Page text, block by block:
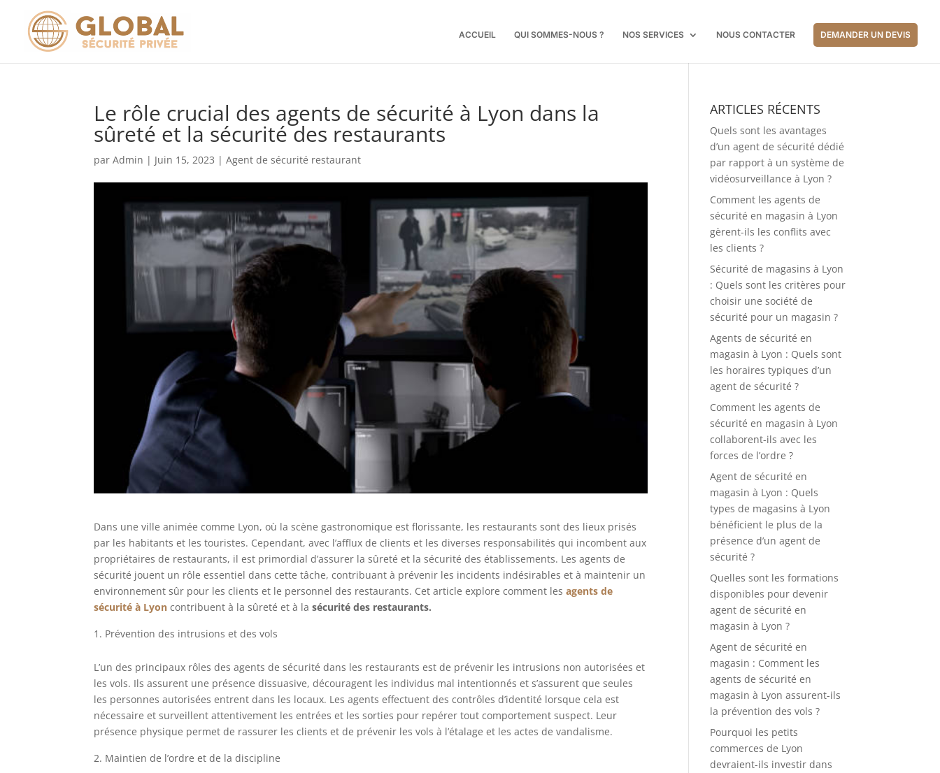
ACCUEIL QUI SOMMES-NOUS ? NOS SERVICES NOUS CONTACTER DEMANDER UN DEVIS
Le rôle crucial des agents de sécurité à Lyon dans la
sûreté et la sécurité des restaurants
parAdmin | Juin 15, 2023 |Agent de sécurité restaurant
Dans une ville animée comme Lyon, où la scène gastronomique est florissante, les restaurants sont des lieux prisés
par les habitants et les touristes. Cependant, avec l’afflux de clients et les diverses responsabilités qui incombent aux
propriétaires de restaurants, il est primordial d’assurer la sûreté et la sécurité des établissements. Les agents de
sécurité jouent un rôle essentiel dans cette tâche, contribuant à prévenir les incidents indésirables et à maintenir un
environnement sûr pour les clients et le personnel des restaurants. Cet article explore comment les agents de
sécurité à Lyon contribuent à la sûreté et à lasécurité des restaurants.
Prévention des intrusions et des vols
L’un des principaux rôles des agents de sécurité dans les restaurants est de prévenir les intrusions non autorisées et
les vols. Ils assurent une présence dissuasive, découragent les individus mal intentionnés et s’assurent que seules
les personnes autorisées entrent dans les locaux. Les agents effectuent des contrôles d’identité lorsque cela est
nécessaire et surveillent attentivement les entrées et les sorties pour repérer tout comportement suspect. Leur
présence physique permet de rassurer les clients et de prévenir les vols à l’étalage et les actes de vandalisme.
Maintien de l’ordre et de la discipline
ARTICLES RÉCENTS
Quels sont les avantages
d’un agent de sécurité dédié
par rapport à un système de
vidéosurveillance à Lyon ?
Comment les agents de
sécurité en magasin à Lyon
gèrent-ils les conflits avec
les clients ?
Sécurité de magasins à Lyon
: Quels sont les critères pour
choisir une société de
sécurité pour un magasin ?
Agents de sécurité en
magasin à Lyon : Quels sont
les horaires typiques d’un
agent de sécurité ?
Comment les agents de
sécurité en magasin à Lyon
collaborent-ils avec les
forces de l’ordre ?
Agent de sécurité en
magasin à Lyon : Quels
types de magasins à Lyon
bénéficient le plus de la
présence d’un agent de
sécurité ?
Quelles sont les formations
disponibles pour devenir
agent de sécurité en
magasin à Lyon ?
Agent de sécurité en
magasin : Comment les
agents de sécurité en
magasin à Lyon assurent-ils
la prévention des vols ?
Pourquoi les petits
commerces de Lyon
devraient-ils investir dans